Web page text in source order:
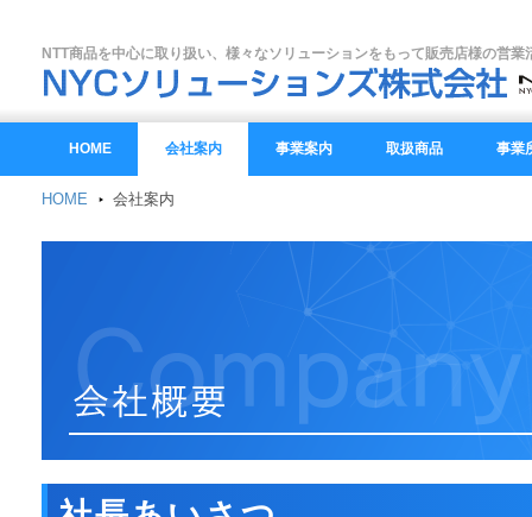
NTT商品を中心に取り扱い、様々なソリューションをもって販売店様の営業
HOME 会社案内 事業案内 取扱商品 事業
HOME 会社案内